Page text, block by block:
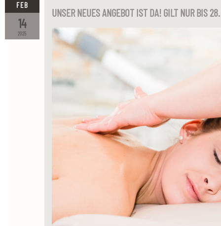
2025
14
FEB
UNSER NEUES ANGEBOT IST DA! GILT NUR BIS